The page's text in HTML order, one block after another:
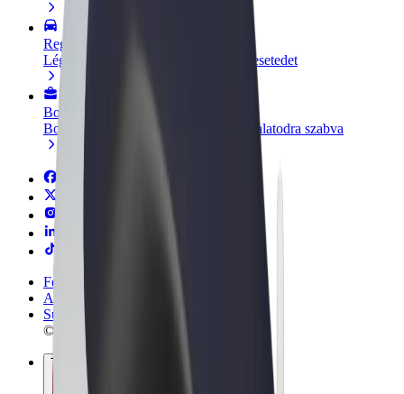
Regisztrálj flottatulajdonosként
Légy Bolt flottapartner és növeld keresetedet
Bolt for Business
Bolt termékek és szolgáltatások a vállalatodra szabva
Felhasználási feltételek
Adatvédelem
Sütik
© 2026 Bolt Technology OÜ
Termékek